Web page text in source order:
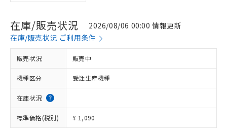
在庫/販売状況
2026/08/06 00:00 情報更新
在庫/販売状況 ご利用条件
販売状況 販売中
機種区分 受注生産機種
在庫状況
標準価格(税別) ¥ 1,090